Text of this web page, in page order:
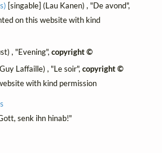
[singable] (Lau Kanen) , "De avond",
on this website with kind
, "Evening",copyright ©
Laffaille) , "Le soir",copyright ©
with kind permission
senk ihn hinab!"